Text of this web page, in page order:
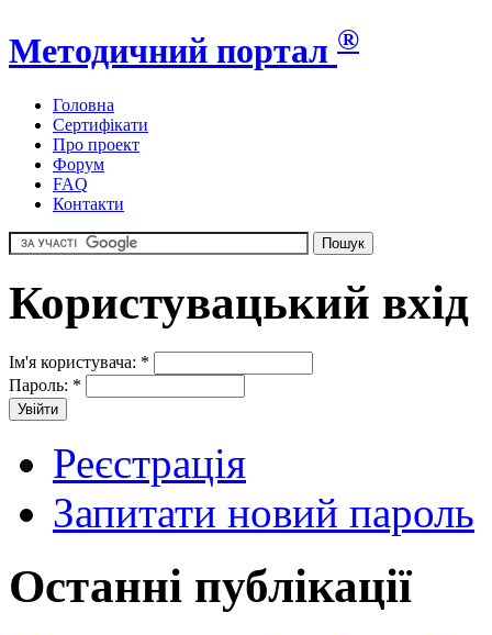
Методичний портал ®
Головна
Сертифікати
Про проект
Форум
FAQ
Контакти
Користувацький вхід
Ім'я користувача: *
Пароль: *
Реєстрація
Запитати новий пароль
Останні публікації